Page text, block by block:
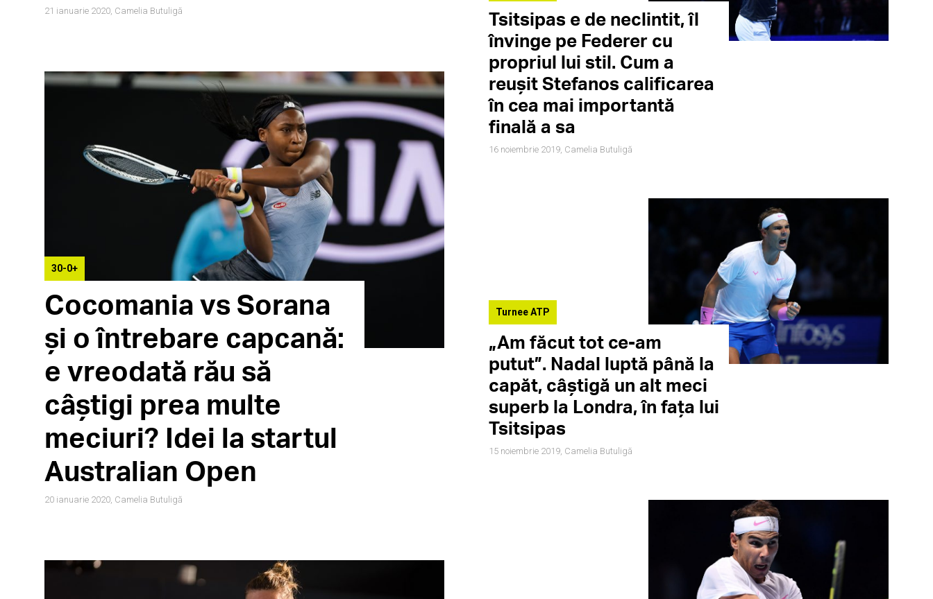
21 ianuarie 2020, Camelia Butuligă
30-0+
Cocomania vs Sorana
și o întrebare capcană:
e vreodată rău să
câștigi prea multe
meciuri? Idei la startul
Australian Open
20 ianuarie 2020, Camelia Butuligă
Tsitsipas e de neclintit, îl
învinge pe Federer cu
propriul lui stil. Cum a
reușit Stefanos calificarea
în cea mai importantă
finală a sa
16 noiembrie 2019, Camelia Butuligă
Turnee ATP
„Am făcut tot ce-am
putut”. Nadal luptă până la
capăt, câștigă un alt meci
superb la Londra, în fața lui
Tsitsipas
15 noiembrie 2019, Camelia Butuligă